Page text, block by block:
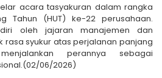
acara tasyakuran dalam rangka
Tahun (HUT) ke-22 perusahaan.
oleh jajaran manajemen dan
rasa syukur atas perjalanan panjang
perannya sebagai
06/2026)